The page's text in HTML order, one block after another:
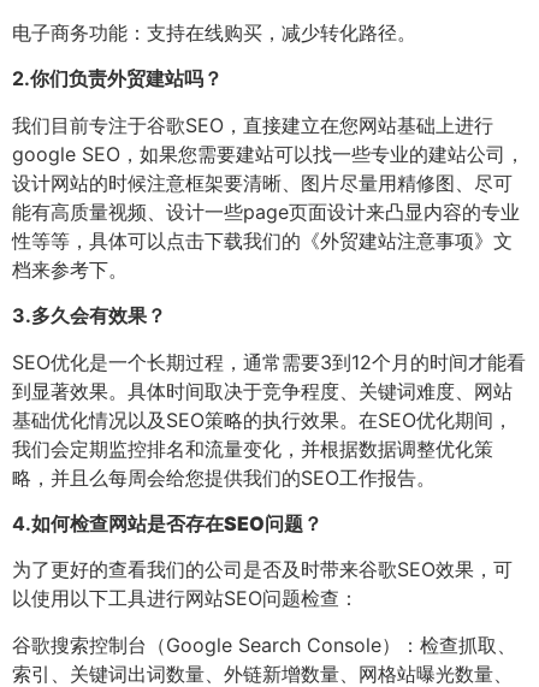
电子商务功能：支持在线购买，减少转化路径。
2.你们负责外贸建站吗？
我们目前专注于谷歌SEO，直接建立在您网站基础上进行
google SEO，如果您需要建站可以找一些专业的建站公司，
设计网站的时候注意框架要清晰、图片尽量用精修图、尽可
能有高质量视频、设计一些page页面设计来凸显内容的专业
性等等，具体可以点击下载我们的《外贸建站注意事项》文
档来参考下。
3.多久会有效果？
SEO优化是一个长期过程，通常需要3到12个月的时间才能看
到显著效果。具体时间取决于竞争程度、关键词难度、网站
基础优化情况以及SEO策略的执行效果。在SEO优化期间，
我们会定期监控排名和流量变化，并根据数据调整优化策
略，并且么每周会给您提供我们的SEO工作报告。
4.如何检查网站是否存在SEO问题？
为了更好的查看我们的公司是否及时带来谷歌SEO效果，可
以使用以下工具进行网站SEO问题检查：
谷歌搜索控制台（Google Search Console）：检查抓取、
索引、关键词出词数量、外链新增数量、网格站曝光数量、